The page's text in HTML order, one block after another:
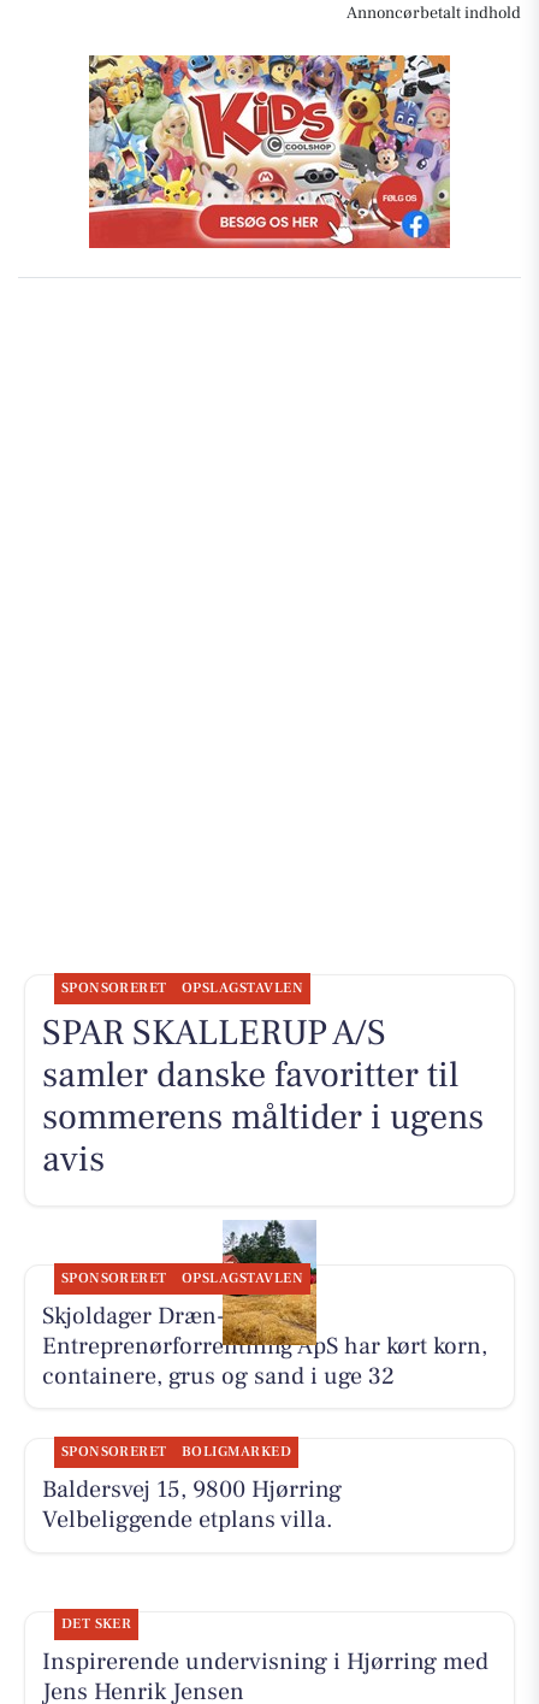
Annoncørbetalt indhold
SPONSORERET OPSLAGSTAVLEN
SPAR SKALLERUP A/S
samler danske favoritter til
sommerens måltider i ugens
avis
SPONSORERET OPSLAGSTAVLEN
Skjoldager Dræn- &
Entreprenørforrentning ApS har kørt korn,
containere, grus og sand i uge 32
SPONSORERET BOLIGMARKED
Baldersvej 15, 9800 Hjørring
Velbeliggende etplans villa.
DET SKER
Inspirerende undervisning i Hjørring med
Jens Henrik Jensen